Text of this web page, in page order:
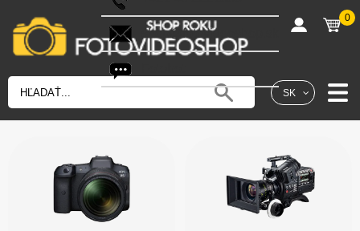
SK
shop@fotovideoshop.sk
0